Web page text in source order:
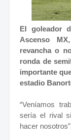
El goleador
Ascenso
revancha o
ronda de
importante
estadio
“Veníamos
sería el rival
hacer